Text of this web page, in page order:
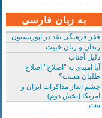
به زبان فارسی
فقر فرهنگی نقد در اپوزیسیون
زندان و زنان خبیث
دلیل آفتاب
آیا امیدی به "اصلاح" اصلاح
طلبان هست؟
چشم انداز مذاکرات ایران و
امریکا (بخش دوم)
بیشتر